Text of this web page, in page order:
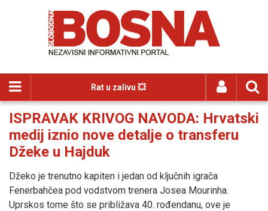
Rat u zalivu 💥
ISPRAVAK KRIVOG NAVODA: Hrvatski
medij iznio nove detalje o transferu
Džeke u Hajduk
Džeko je trenutno kapiten i jedan od ključnih igrača
Fenerbahčea pod vodstvom trenera Josea Mourinha.
Uprskos tome što se približava 40. rođendanu, ove je